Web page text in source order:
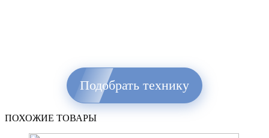
Подобрать технику
ПОХОЖИЕ ТОВАРЫ